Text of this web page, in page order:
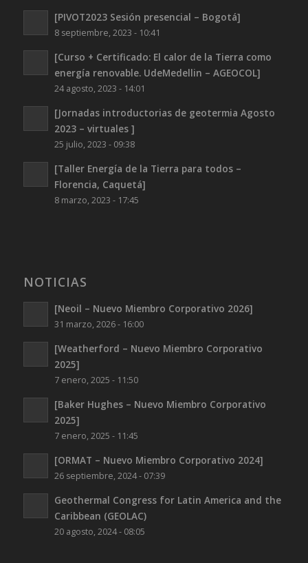
[PIVOT2023 Sesión presencial – Bogotá]
8 septiembre, 2023 - 10:41
[Curso + Certificado: El calor de la Tierra como
energía renovable. UdeMedellin – AGEOCOL]
24 agosto, 2023 - 14:01
[Jornadas introductorias de geotermia Agosto
2023 – virtuales ]
25 julio, 2023 - 09:38
[Taller Energía de la Tierra para todos –
Florencia, Caquetá]
8 marzo, 2023 - 17:45
NOTICIAS
[Neoil – Nuevo Miembro Corporativo 2026]
31 marzo, 2026 - 16:00
[Weatherford – Nuevo Miembro Corporativo
2025]
7 enero, 2025 - 11:50
[Baker Hughes – Nuevo Miembro Corporativo
2025]
7 enero, 2025 - 11:45
[ORMAT – Nuevo Miembro Corporativo 2024]
26 septiembre, 2024 - 07:39
Geothermal Congress for Latin America and the
Caribbean (GEOLAC)
20 agosto, 2024 - 08:05